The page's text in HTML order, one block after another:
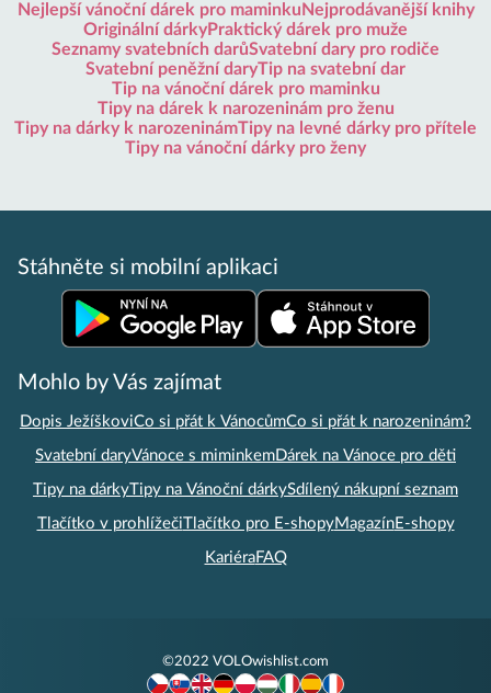
Nejlepší vánoční dárek pro maminku Nejprodávanější knihy
Originální dárkyPraktický dárek pro muže
Seznamy svatebních darůSvatební dary pro rodiče
Svatební peněžní daryTip na svatební dar
Tip na vánoční dárek pro maminku
Tipy na dárek k narozeninám pro ženu
Tipy na dárky k narozeninámTipy na levné dárky pro přítele
Tipy na vánoční dárky pro ženy
Stáhněte si mobilní aplikaci
Mohlo by Vás zajímat
Dopis JežíškoviCo si přát k VánocůmCo si přát k narozeninám?
Svatební daryVánoce s miminkemDárek na Vánoce pro děti
Tipy na dárkyTipy na Vánoční dárkySdílený nákupní seznam
Tlačítko v prohlížečiTlačítko pro E-shopyMagazínE-shopy
KariéraFAQ
©2022 VOLOwishlist.com